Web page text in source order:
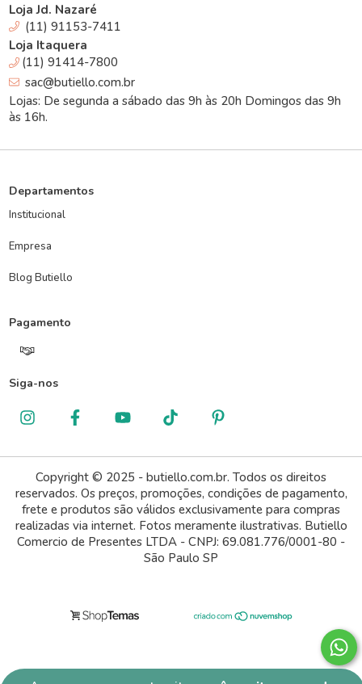
Loja Jd. Nazaré
(11) 91153-7411
Loja Itaquera
(11) 91414-7800
sac@butiello.com.br
Lojas: De segunda a sábado das 9h às 20h Domingos das 9h
às 16h.
Departamentos
Institucional
Empresa
Blog Butiello
Pagamento
Siga-nos
Copyright © 2025 - butiello.com.br. Todos os direitos
reservados. Os preços, promoções, condições de pagamento,
frete e produtos são válidos exclusivamente para compras
realizadas via internet. Fotos meramente ilustrativas. Butiello
Comercio de Presentes LTDA - CNPJ: 69.081.776/0001-80 -
São Paulo SP